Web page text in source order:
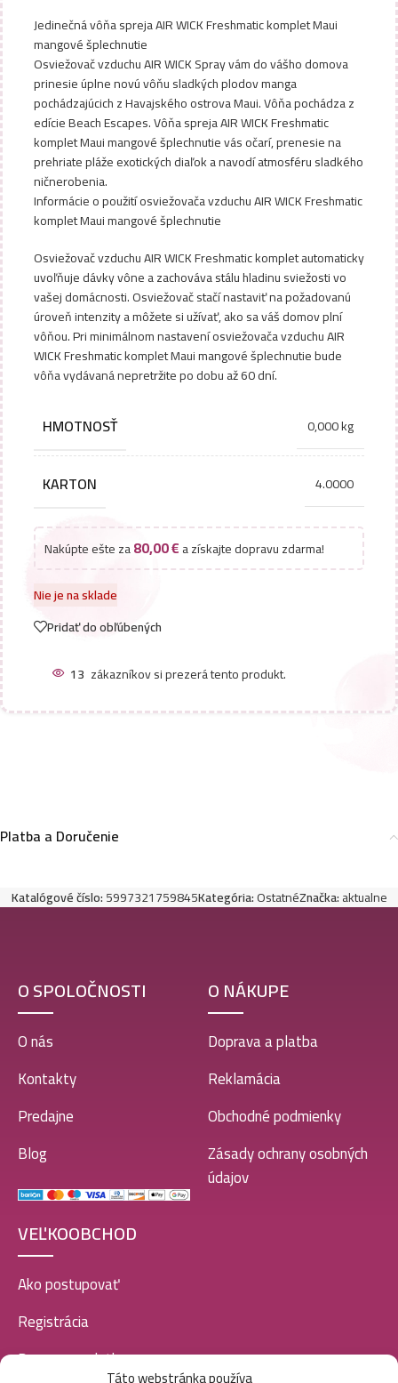
Jedinečná vôňa spreja AIR WICK Freshmatic komplet Maui
mangové šplechnutie
Osviežovač vzduchu AIR WICK Spray vám do vášho domova
prinesie úplne novú vôňu sladkých plodov manga
pochádzajúcich z Havajského ostrova Maui. Vôňa pochádza z
edície Beach Escapes. Vôňa spreja AIR WICK Freshmatic
komplet Maui mangové šplechnutie vás očarí, prenesie na
prehriate pláže exotických diaľok a navodí atmosféru sladkého
ničnerobenia.
Informácie o použití osviežovača vzduchu AIR WICK Freshmatic
komplet Maui mangové šplechnutie
Osviežovač vzduchu AIR WICK Freshmatic komplet automaticky
uvoľňuje dávky vône a zachováva stálu hladinu sviežosti vo
vašej domácnosti. Osviežovač stačí nastaviť na požadovanú
úroveň intenzity a môžete si užívať, ako sa váš domov plní
vôňou. Pri minimálnom nastavení osviežovača vzduchu AIR
WICK Freshmatic komplet Maui mangové šplechnutie bude
vôňa vydávaná nepretržite po dobu až 60 dní.
HMOTNOSŤ 0,000 kg
KARTON 4.0000
Nakúpte ešte za80,00€a získajte dopravu zdarma!
Nie je na sklade
Pridať do obľúbených
13 zákazníkov si prezerá tento produkt.
Platba a Doručenie
Katalógové číslo:5997321759845Kategória:OstatnéZnačka:aktualne
O SPOLOČNOSTI
O nás
Kontakty
Predajne
Blog
O NÁKUPE
Doprava a platba
Reklamácia
Obchodné podmienky
Zásady ochrany osobných
údajov
VEĽKOOBCHOD
Ako postupovať
Registrácia
Doprava a platba